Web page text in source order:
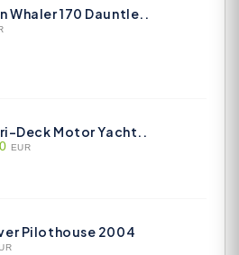
Whaler 170 Dauntle..
Deck Motor Yacht..
EUR
Pilothouse 2004